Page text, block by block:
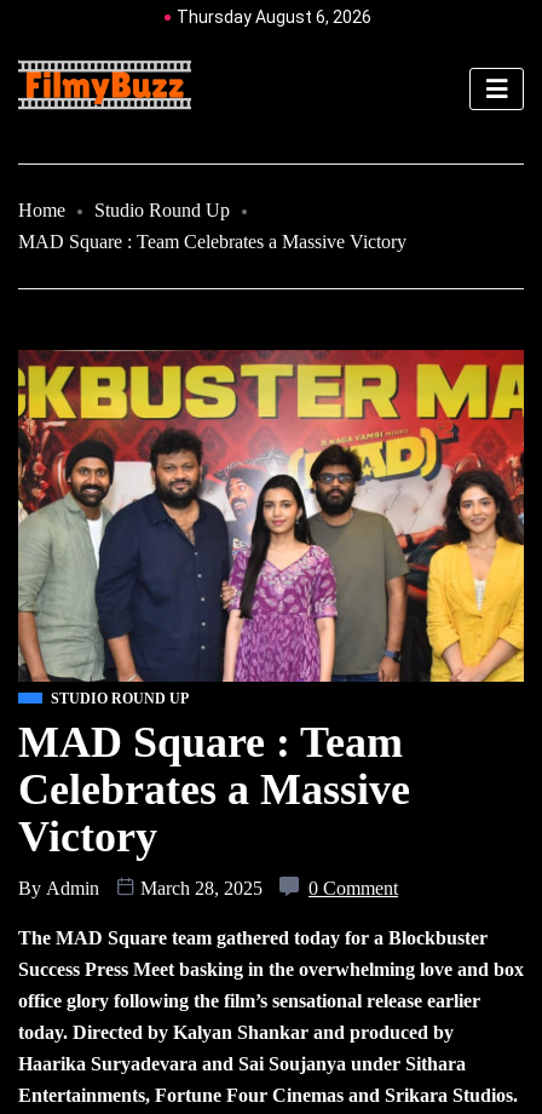
Thursday August 6, 2026
Home
Studio Round Up
MAD Square : Team Celebrates a Massive Victory
STUDIO ROUND UP
MAD Square : Team
Celebrates a Massive
Victory
By Admin March 28, 2025 0 Comment
The MAD Square team gathered today for a Blockbuster
Success Press Meet basking in the overwhelming love and box
office glory following the film’s sensational release earlier
today. Directed by Kalyan Shankar and produced by
Haarika Suryadevara and Sai Soujanya under Sithara
Entertainments, Fortune Four Cinemas and Srikara Studios.